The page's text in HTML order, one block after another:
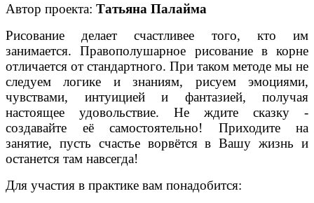
Автор проекта: Татьяна Палайма
Рисование делает счастливее того, кто им
занимается. Правополушарное рисование в корне
отличается от стандартного. При таком методе мы не
следуем логике и знаниям, рисуем эмоциями,
чувствами, интуицией и фантазией, получая
настоящее удовольствие. Не ждите сказку -
создавайте её самостоятельно! Приходите на
занятие, пусть счастье ворвётся в Вашу жизнь и
останется там навсегда!
Для участия в практике вам понадобится: